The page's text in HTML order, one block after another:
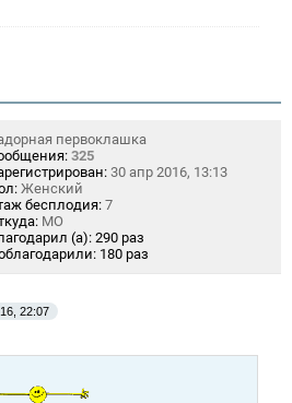
первоклашка
325
30 апр 2016, 13:13
Женский
бесплодия: 7
МО
(а): 290 раз
180 раз
22:07